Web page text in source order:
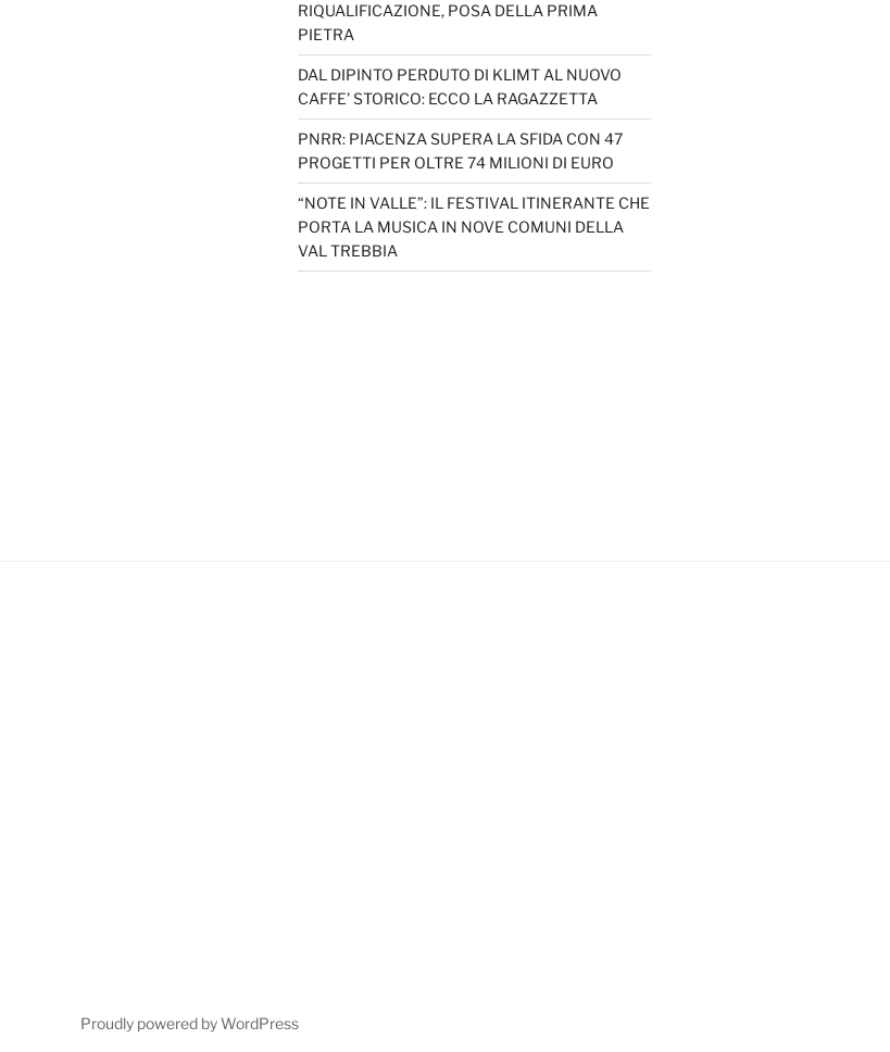
RIQUALIFICAZIONE, POSA DELLA PRIMA
PIETRA
DAL DIPINTO PERDUTO DI KLIMT AL NUOVO
CAFFE’ STORICO: ECCO LA RAGAZZETTA
PNRR: PIACENZA SUPERA LA SFIDA CON 47
PROGETTI PER OLTRE 74 MILIONI DI EURO
“NOTE IN VALLE”: IL FESTIVAL ITINERANTE CHE
PORTA LA MUSICA IN NOVE COMUNI DELLA
VAL TREBBIA
Proudly powered by WordPress